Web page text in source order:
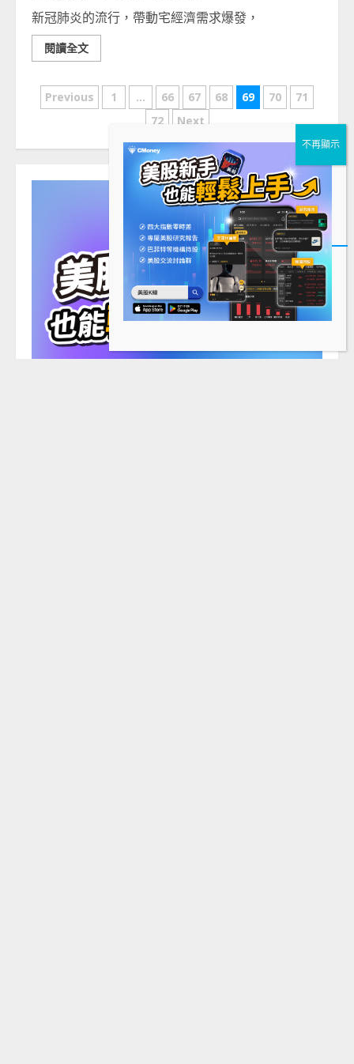
新冠肺炎的流行，帶動宅經濟需求爆發，
閱讀全文
文
分
頁
Previous 1 ... 66 67 68 69 70
71
72
Next